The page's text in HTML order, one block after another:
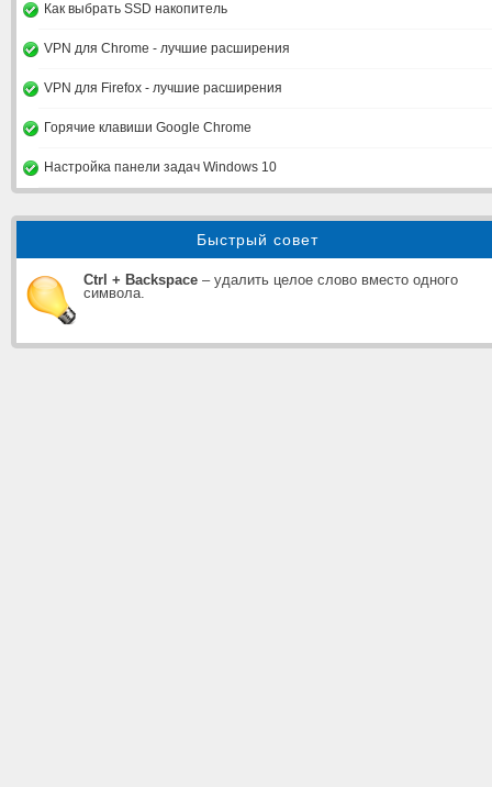
Как выбрать SSD накопитель
VPN для Chrome - лучшие расширения
VPN для Firefox - лучшие расширения
Горячие клавиши Google Chrome
Настройка панели задач Windows 10
Быстрый совет
Ctrl + Backspace – удалить целое слово вместо одного
символа.